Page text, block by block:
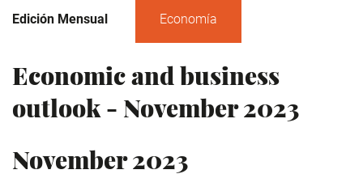
Edición Mensual Economía
Economic and business
outlook - November 2023
November 2023